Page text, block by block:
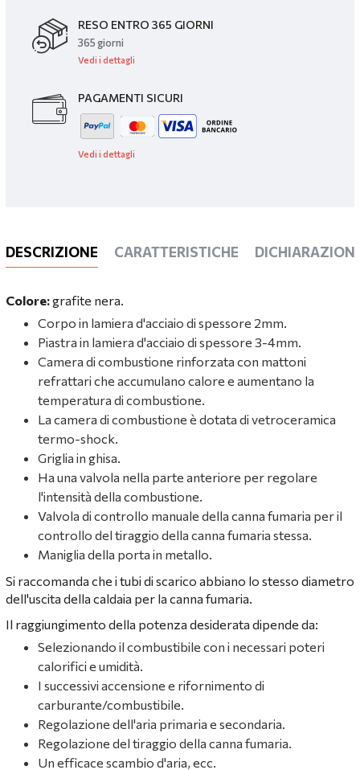
RESO ENTRO 365 GIORNI
365 giorni
Vedi i dettagli
PAGAMENTI SICURI
Vedi i dettagli
DESCRIZIONE CARATTERISTICHE
Colore:grafite nera.
Corpo in lamiera d'acciaio di spessore 2mm.
Piastra in lamiera d'acciaio di spessore 3-4mm.
Camera di combustione rinforzata con mattoni
refrattari che accumulano calore e aumentano la
temperatura di combustione.
La camera di combustione è dotata di vetroceramica
termo-shock.
Griglia in ghisa.
Ha una valvola nella parte anteriore per regolare
l'intensità della combustione.
Valvola di controllo manuale della canna fumaria per il
controllo del tiraggio della canna fumaria stessa.
Maniglia della porta in metallo.
Si raccomanda che i tubi di scarico abbiano lo stesso diametro
dell'uscita della caldaia per la canna fumaria.
Il raggiungimento della potenza desiderata dipende da:
Selezionando il combustibile con i necessari poteri
calorifici e umidità.
I successivi accensione e rifornimento di
carburante/combustibile.
Regolazione dell'aria primaria e secondaria.
Regolazione del tiraggio della canna fumaria.
Un efficace scambio d'aria, ecc.